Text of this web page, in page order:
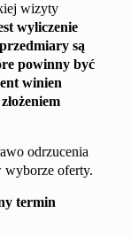
wizyty
wyliczenie
są
powinny być
winien
odrzucenia
wyborze oferty.
termin